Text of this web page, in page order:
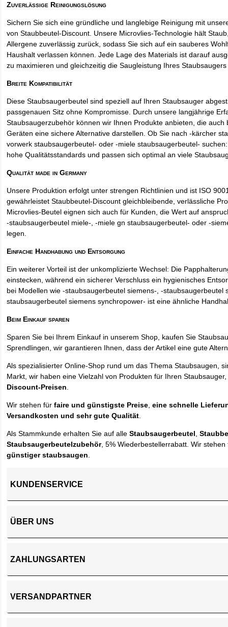
Zuverlässige Reinigungslösung
Sichern Sie sich eine gründliche und langlebige Reinigung mit
von Staubbeutel-Discount. Unsere Microvlies-Technologie hält
Allergene zuverlässig zurück, sodass Sie sich auf ein sauberes
Haushalt verlassen können. Jede Lage des Materials ist darauf
zu maximieren und gleichzeitig die Saugleistung Ihres
Breite Kompatibilität
Diese Staubsaugerbeutel sind speziell auf Ihren Staubsauger
passgenauen Sitz ohne Kompromisse. Durch unsere langjährige
Staubsaugerzubehör können wir Ihnen Produkte anbieten, die auch
Geräten eine sichere Alternative darstellen. Ob Sie nach -kärcher
vorwerk staubsaugerbeutel- oder -miele staubsaugerbeutel-
hohe Qualitätsstandards und passen sich optimal an viele
Qualität made in Germany
Unsere Produktion erfolgt unter strengen Richtlinien und ist ISO
gewährleistet Staubbeutel-Discount gleichbleibende, verlässliche
Microvlies-Beutel eignen sich auch für Kunden, die Wert auf
-staubsaugerbeutel miele-, -miele gn staubsaugerbeutel- oder -
legen.
Einfache Handhabung und Entsorgung
Ein weiterer Vorteil ist der unkomplizierte Wechsel: Die
einstecken, während ein sicherer Verschluss ein hygienisches
bei Modellen wie -staubsaugerbeutel siemens-, -staubsaugerbeutel
staubsaugerbeutel siemens synchropower- ist eine ähnliche
Beim Einkauf sparen
Sparen Sie bei Ihrem Einkauf in unserem Shop, kaufen Sie
Sprendlingen, wir garantieren Ihnen, dass der Artikel eine gute
Als spezialisierter Online-Shop rund um das Thema Staubsaugen,
Markt, wir haben eine Vielzahl von Produkten für Ihren
Discount-Preisen.
Wir stehen fürfaire und günstigste Preise,eine schnelle
Versandkosten und sehr gute Qualität.
Als Stammkunde erhalten Sie auf alleStaubsaugerbeutel,
Staubsaugerbeutelzubehör, 5% Wiederbestellerrabatt. Wir
günstiger staubsaugen.
KUNDENSERVICE
ÜBER UNS
ZAHLUNGSARTEN
VERSANDPARTNER